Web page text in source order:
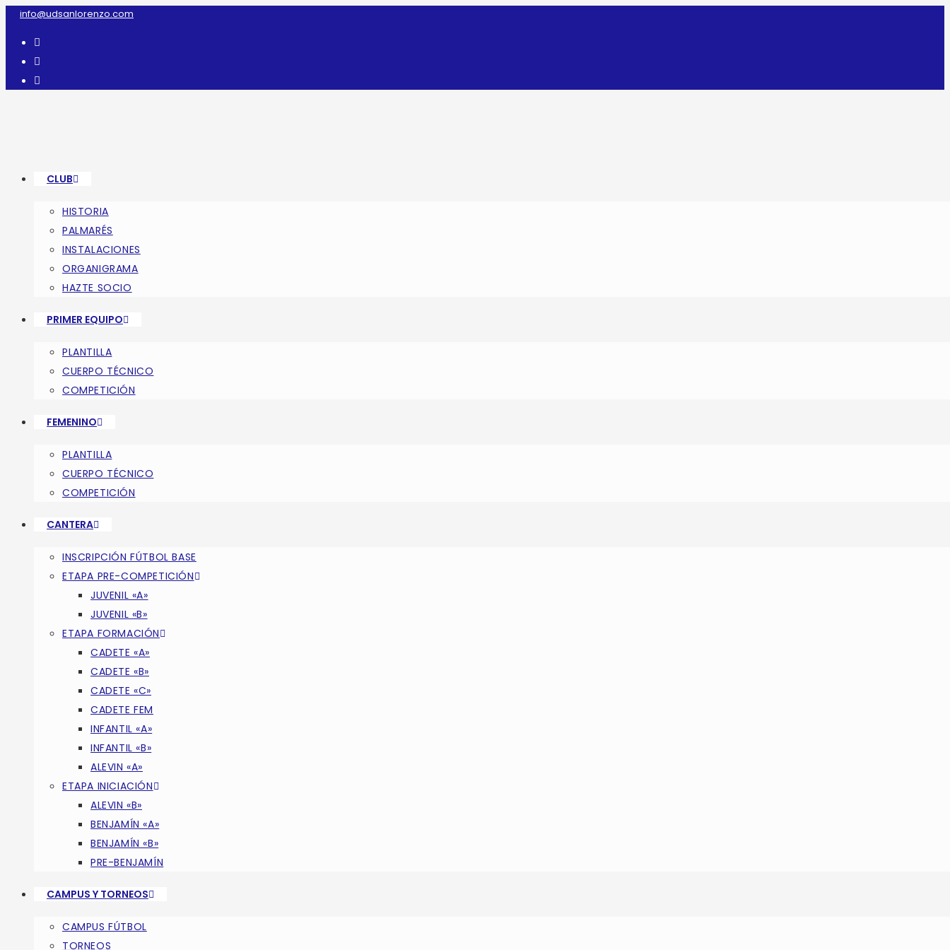
info@udsanlorenzo.com
CLUB
HISTORIA
PALMARÉS
INSTALACIONES
ORGANIGRAMA
HAZTE SOCIO
PRIMER EQUIPO
PLANTILLA
CUERPO TÉCNICO
COMPETICIÓN
FEMENINO
PLANTILLA
CUERPO TÉCNICO
COMPETICIÓN
CANTERA
INSCRIPCIÓN FÚTBOL BASE
ETAPA PRE-COMPETICIÓN
JUVENIL «A»
JUVENIL «B»
ETAPA FORMACIÓN
CADETE «A»
CADETE «B»
CADETE «C»
CADETE FEM
INFANTIL «A»
INFANTIL «B»
ALEVIN «A»
ETAPA INICIACIÓN
ALEVIN «B»
BENJAMÍN «A»
BENJAMÍN «B»
PRE-BENJAMÍN
CAMPUS Y TORNEOS
CAMPUS FÚTBOL
TORNEOS